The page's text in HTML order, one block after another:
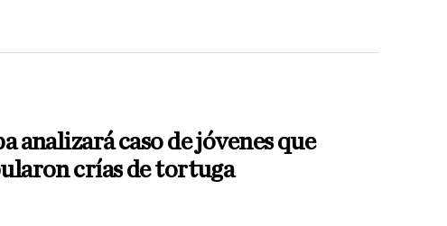
analizará caso de jóvenes que
crías de tortuga